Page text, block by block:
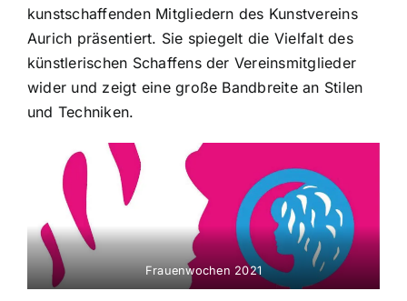
kunstschaffenden Mitgliedern des Kunstvereins
Aurich präsentiert. Sie spiegelt die Vielfalt des
künstlerischen Schaffens der Vereinsmitglieder
wider und zeigt eine große Bandbreite an Stilen
und Techniken.
Frauenwochen 2021